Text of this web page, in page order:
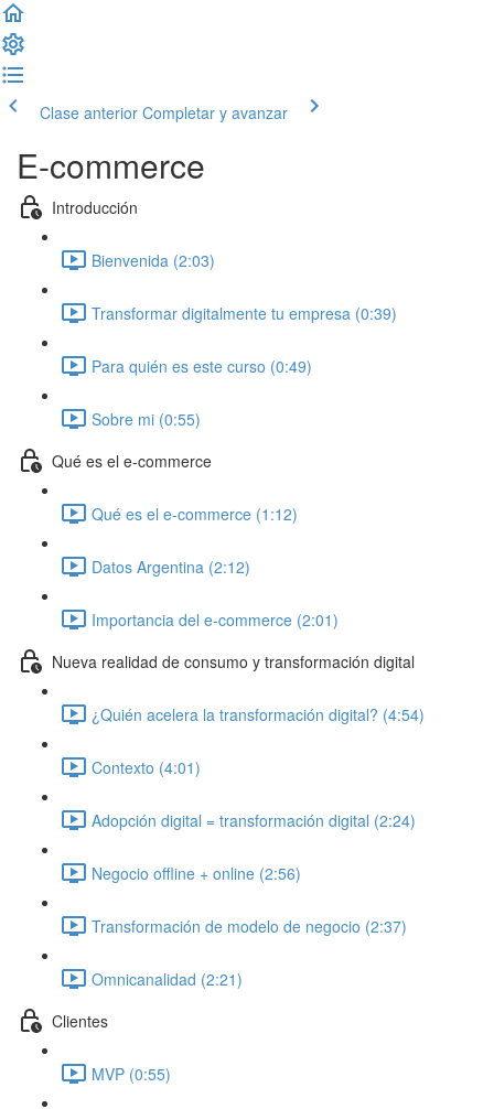
Clase anterior Completar y avanzar
E-commerce
Introducción
Bienvenida (2:03)
Transformar digitalmente tu empresa (0:39)
Para quién es este curso (0:49)
Sobre mi (0:55)
Qué es el e-commerce
Qué es el e-commerce (1:12)
Datos Argentina (2:12)
Importancia del e-commerce (2:01)
Nueva realidad de consumo y transformación digital
¿Quién acelera la transformación digital? (4:54)
Contexto (4:01)
Adopción digital = transformación digital (2:24)
Negocio offline + online (2:56)
Transformación de modelo de negocio (2:37)
Omnicanalidad (2:21)
Clientes
MVP (0:55)